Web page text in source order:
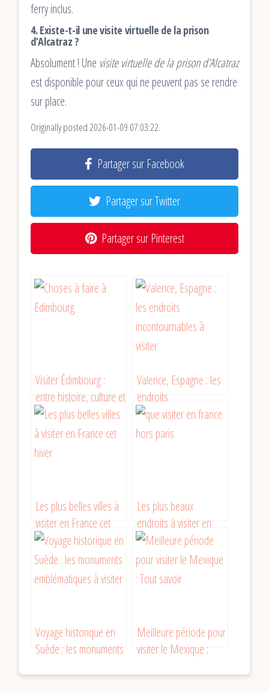
ferry inclus.
4. Existe-t-il une visite virtuelle de la prison
d’Alcatraz ?
Absolument ! Une visite virtuelle de la prison d’Alcatraz
est disponible pour ceux qui ne peuvent pas se rendre
sur place.
Originally posted 2026-01-09 07:03:22.
Partager sur Facebook
Partager sur Twitter
Partager sur Pinterest
Visiter Édimbourg :
entre histoire, culture et
lieux incontournables
Valence, Espagne : les
endroits
incontournables à
visiter
Les plus belles villes à
visiter en France cet
hiver
Les plus beaux
endroits à visiter en
France en dehors de
Paris
Voyage historique en
Suède : les monuments
Meilleure période pour
visiter le Mexique :